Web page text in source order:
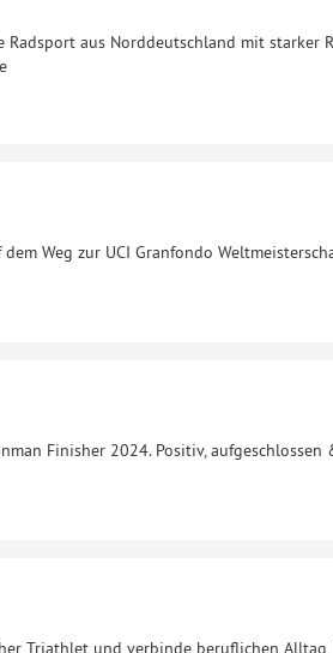
aus Norddeutschland mit starker
Weg zur UCI Granfondo
Finisher 2024. Positiv,
Triathlet und verbinde beruflichen